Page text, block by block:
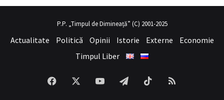
ve üstsex izleseviye olduğu dışarıdan bakıldığında
P.P. „Timpul de Dimineață” (C) 2001-2025
Actualitate Politică Opinii Istorie Externe
Economie
Timpul Liber
Facebook YouTubeTelegramTikTokRSS